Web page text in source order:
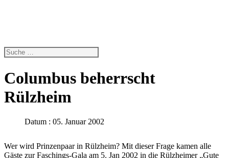
Columbus beherrscht
Rülzheim
Datum : 05. Januar 2002
Wer wird Prinzenpaar in Rülzheim? Mit dieser Frage kamen alle
Gäste zur Faschings-Gala am 5. Jan 2002 in die Rülzheimer „Gute